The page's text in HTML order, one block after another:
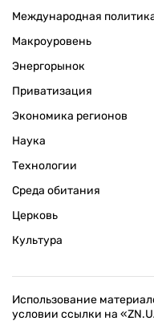
Международная
Макроуровень
Энергорынок
Приватизация
Экономика регионов
Наука
Технологии
Среда обитания
Церковь
Культура
Использование
условии ссылки на